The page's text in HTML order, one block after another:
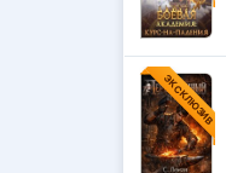
ЭКСКЛЮЗИВ